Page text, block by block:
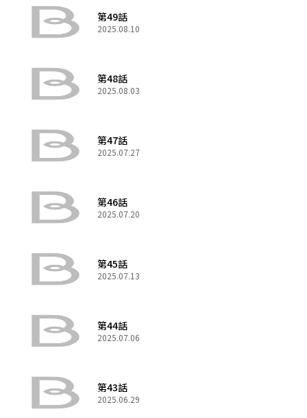
第49話
2025.08.10
第48話
2025.08.03
第47話
2025.07.27
第46話
2025.07.20
第45話
2025.07.13
第44話
2025.07.06
第43話
2025.06.29